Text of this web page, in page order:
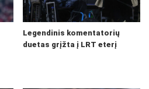
Legendinis komentatorių
duetas grįžta į LRT eterį